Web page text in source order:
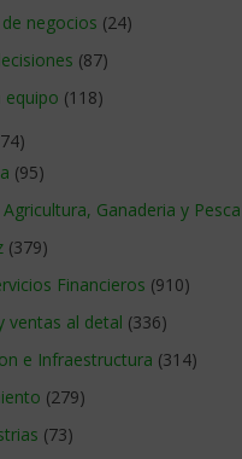
negocios (24)
(87)
equipo (118)
(95)
Ganaderia y Pesca
(379)
Financieros (910)
ventas al detal (336)
e Infraestructura (314)
(279)
(73)